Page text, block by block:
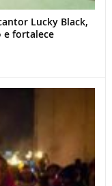
Lucky Black,
e fortalece